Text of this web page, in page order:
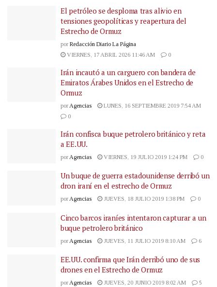
El petróleo se desploma tras alivio en
tensiones geopolíticas y reapertura del
Estrecho de Ormuz
por Redacción Diario La Página
VIERNES, 17 ABRIL 2026 11:46 AM
0
Irán incautó a un carguero con bandera de
Emiratos Árabes Unidos en el Estrecho de
Ormuz
por Agencias
LUNES, 16 SEPTIEMBRE 2019 7:54 AM
0
Irán confisca buque petrolero británico y reta
a EE.UU.
por Agencias VIERNES, 19 JULIO 2019 1:24 PM 0
Un buque de guerra estadounidense derribó un
dron iraní en el estrecho de Ormuz
porAgencias JUEVES, 18 JULIO 2019 1:38 PM 0
Cinco barcos iraníes intentaron capturar a un
buque petrolero británico
por Agencias JUEVES, 11 JULIO 2019 8:10 AM 6
EE.UU. confirma que Irán derribó uno de sus
drones en el Estrecho de Ormuz
porAgencias JUEVES, 20 JUNIO 2019 8:02 AM 5